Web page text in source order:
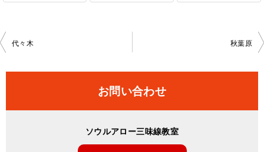
投
ビ
代々木 秋葉原
お問い合わせ
ソウルアロー三味線教室